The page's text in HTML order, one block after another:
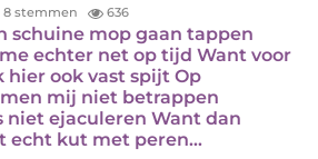
8 stemmen 636
schuine mop gaan tappen
echter net op tijd Want voor
ook vast spijt Op
mij niet betrappen
niet ejaculeren Want dan
echt kut met peren…